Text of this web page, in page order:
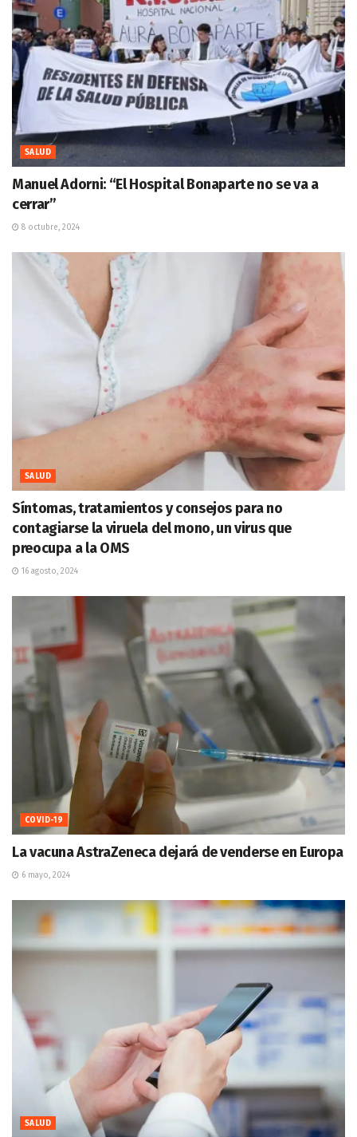
SALUD
Manuel Adorni: “El Hospital Bonaparte no se va a
cerrar”
8 octubre, 2024
SALUD
Síntomas, tratamientos y consejos para no
contagiarse la viruela del mono, un virus que
preocupa a la OMS
16 agosto, 2024
COVID-19
La vacuna AstraZeneca dejará de venderse en Europa
6 mayo, 2024
SALUD